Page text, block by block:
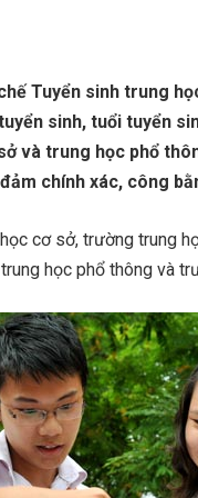
Tuyển sinh trung
sinh, tuổi tuyển
và trung học phổ
chính xác, công
cơ sở, trường trung
học phổ thông và